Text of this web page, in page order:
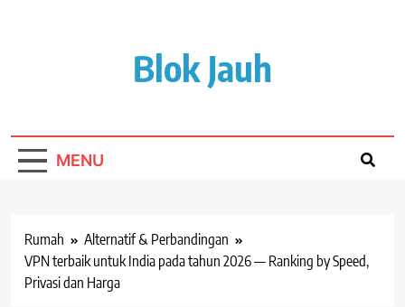
Blok Jauh
MENU
Rumah
Alternatif & Perbandingan
VPN terbaik untuk India pada tahun 2026 — Ranking by Speed,
Privasi dan Harga